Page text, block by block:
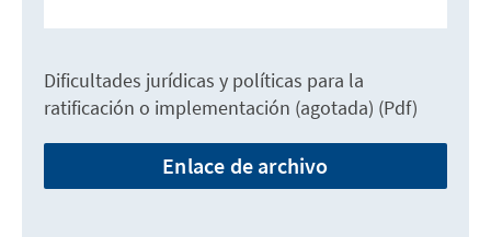
Dificultades jurídicas y políticas para la
ratificación o implementación (agotada) (Pdf)
Enlace de archivo